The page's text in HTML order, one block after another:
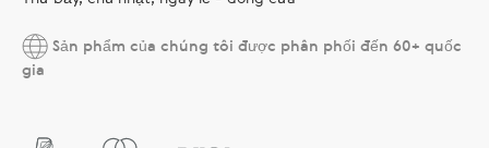
Sản phẩm của chúng tôi được phân phối đến 60+ quốc
gia